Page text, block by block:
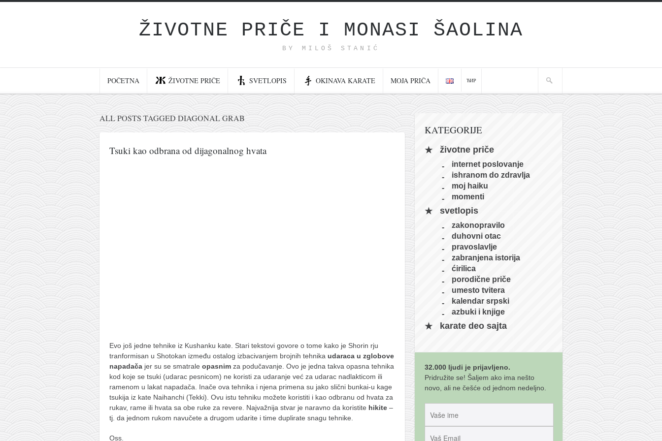
ŽIVOTNE PRIČE I MONASI ŠAOLINA
BY MILOŠ STANIĆ
POČETNA ŽIVOTNE PRIČE SVETLOPIS OKINAVA KARATE MOJA PRIČA ЋИР
internet poslovanje
ishranom do zdravlja
moj haiku
momenti i mesta
bonus sadržaj
Svetlopis
zakonopravilo
duhovni otac
pravoslavlje
zabranjena istorija
ćirilica
porodične priče
umesto tvitera
kalendar srpski
azbuki i knjige
Okinava karate
najnovije na blogu
moje beleške
istorija karatea
bubishi
karate
kihon
ALL POSTS TAGGED DIAGONAL GRAB
Tsuki kao odbrana od dijagonalnog hvata
Evo još jedne tehnike iz Kushanku kate. Stari tekstovi govore o tome kako je Shorin rju
tranformisan u Shotokan između ostalog izbacivanjem brojnih tehnika udaraca u zglobove
napadača jer su se smatrale opasnim za podučavanje. Ovo je jedna takva opasna tehnika
kod koje se tsuki (udarac pesnicom) ne koristi za udaranje već za udarac nadlakticom ili
ramenom u lakat napadača. Inače ova tehnika i njena primena su jako slični bunkai-u kage
tsukija iz kate Naihanchi (Tekki). Ovu istu tehniku možete koristiti i kao odbranu od hvata za
rukav, rame ili hvata sa obe ruke za revere. Najvažnija stvar je naravno da koristite hikite –
tj. da jednom rukom navučete a drugom udarite i time duplirate snagu tehnike.
Oss.
KATEGORIJE
životne priče
internet poslovanje
ishranom do zdravlja
moj haiku
momenti
svetlopis
zakonopravilo
duhovni otac
pravoslavlje
zabranjena istorija
ćirilica
porodične priče
umesto tvitera
kalendar srpski
azbuki i knjige
karate deo sajta
32.000 ljudi je prijavljeno.
Pridružite se! Šaljem ako ima nešto
novo, ali ne češće od jednom nedeljno.